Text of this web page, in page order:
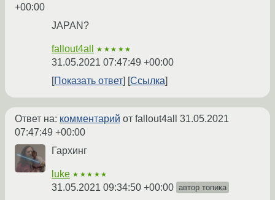
+00:00
JAPAN?
fallout4all ★★★★★
31.05.2021 07:47:49 +00:00
Показать ответ
Ссылка
Ответ на: комментарий от fallout4all 31.05.2021
07:47:49 +00:00
Гархинг
luke ★★★★★
31.05.2021 09:34:50 +00:00 автор топика